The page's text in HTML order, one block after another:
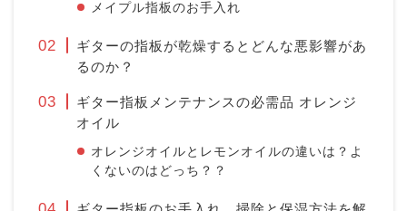
メイプル指板のお手入れ
ギターの指板が乾燥するとどんな悪影響があ
るのか？
ギター指板メンテナンスの必需品 オレンジ
オイル
オレンジオイルとレモンオイルの違いは？よ
くないのはどっち？？